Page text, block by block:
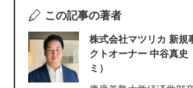
この記事の著者
株式会社マツリカ 新規
クトオーナー 中谷真史
ミ）